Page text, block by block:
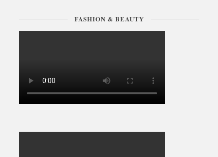
FASHION & BEAUTY